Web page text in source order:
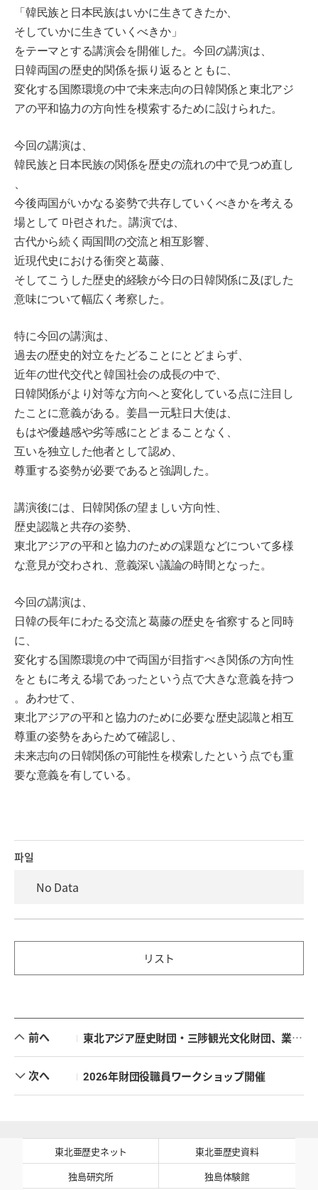
「韓民族と日本民族はいかに生きてきたか、
そしていかに生きていくべきか」
をテーマとする講演会を開催した。今回の講演は、
日韓両国の歴史的関係を振り返るとともに、
変化する国際環境の中で未来志向の日韓関係と東北アジ
アの平和協力の方向性を模索するために設けられた。
今回の講演は、
韓民族と日本民族の関係を歴史の流れの中で見つめ直し
今後両国がいかなる姿勢で共存していくべきかを考える
場として 마련された。講演では、
古代から続く両国間の交流と相互影響、
近現代史における衝突と葛藤、
そしてこうした歴史的経験が今日の日韓関係に及ぼした
意味について幅広く考察した。
特に今回の講演は、
過去の歴史的対立をたどることにとどまらず、
近年の世代交代と韓国社会の成長の中で、
日韓関係がより対等な方向へと変化している点に注目し
たことに意義がある。姜昌一元駐日大使は、
もはや優越感や劣等感にとどまることなく、
互いを独立した他者として認め、
尊重する姿勢が必要であると強調した。
講演後には、日韓関係の望ましい方向性、
歴史認識と共存の姿勢、
東北アジアの平和と協力のための課題などについて多様
な意見が交わされ、意義深い議論の時間となった。
今回の講演は、
日韓の長年にわたる交流と葛藤の歴史を省察すると同時
に、
変化する国際環境の中で両国が目指すべき関係の方向性
をともに考える場であったという点で大きな意義を持つ
。あわせて、
東北アジアの平和と協力のために必要な歴史認識と相互
尊重の姿勢をあらためて確認し、
未来志向の日韓関係の可能性を模索したという点でも重
要な意義を有している。
파일
No Data
リスト
前へ 東北アジア歴史財団・三陟観光文化財団、業務協約を締結
次へ 2026年財団役職員ワークショップ開催
東北亜歴史ネット
東北亜歴史資料
独島研究所
独島体験館